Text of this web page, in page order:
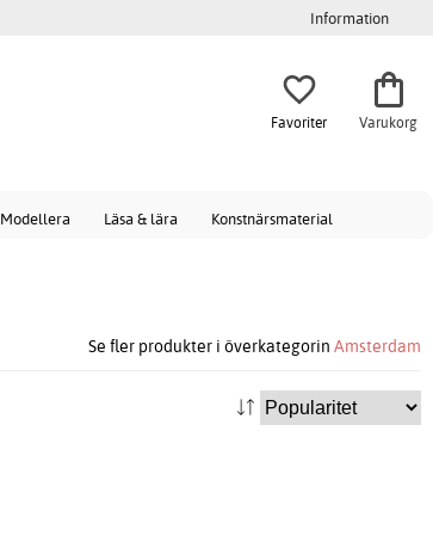
Information
Favoriter Varukorg
Modellera Läsa & lära Konstnärsmaterial
Se fler produkter i överkategorin Amsterdam